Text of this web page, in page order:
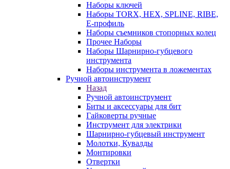
Наборы ключей
Наборы TORX, HEX, SPLINE, RIBE,
E-профиль
Наборы съемников стопорных колец
Прочее Наборы
Наборы Шарнирно-губцевого
инструмента
Наборы инструмента в ложементах
Ручной автоинструмент
Назад
Ручной автоинструмент
Биты и аксессуары для бит
Гайковерты ручные
Инструмент для электрики
Шарнирно-губцевый инструмент
Молотки, Кувалды
Монтировки
Отвертки